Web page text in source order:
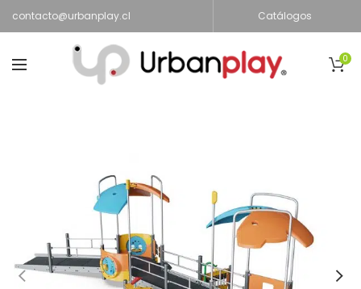
contacto@urbanplay.cl Catálogos
0